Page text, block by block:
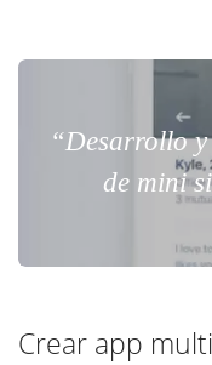
“Desarrollo
de mini
Crear app